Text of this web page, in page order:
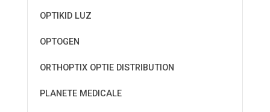
OPTIKID LUZ
OPTOGEN
ORTHOPTIX OPTIE DISTRIBUTION
PLANETE MEDICALE